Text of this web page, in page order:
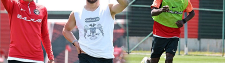
EĞİTİM
İLÇELER
OTOPARK
Haber Arşivi